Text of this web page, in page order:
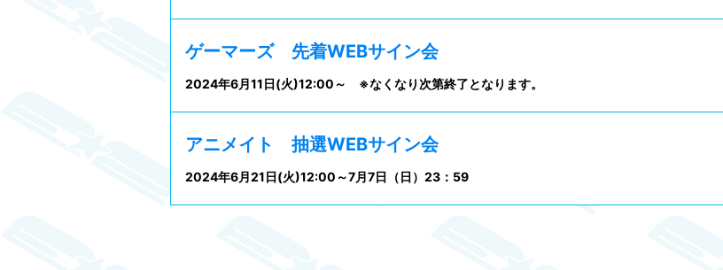
ゲーマーズ 先着WEBサイン会
2024年6月11日(火)12:00～ ※なくなり次第終了となります。
アニメイト 抽選WEBサイン会
2024年6月21日(火)12:00～7月7日（日）23：59